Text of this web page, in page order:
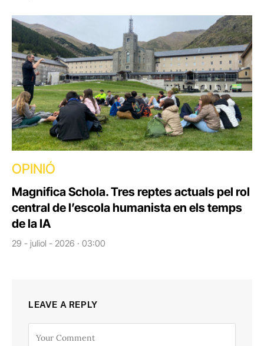
OPINIÓ
Magnifica Schola. Tres reptes actuals pel rol
central de l’escola humanista en els temps
de la IA
29 - juliol - 2026 · 03:00
LEAVE A REPLY